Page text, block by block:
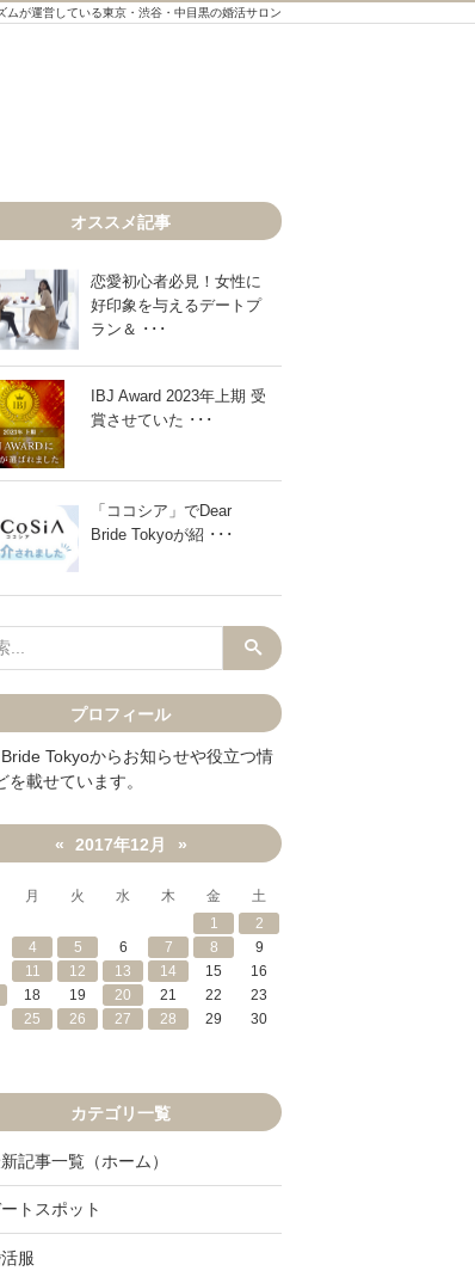
ムが運営している東京・渋谷・中目黒の婚活サロン
結婚相談所の婚活～基本編～⑥『交際』
オススメ記事
恋愛初心者必見！女性に
好印象を与えるデートプ
ラン＆ ･･･
IBJ Award 2023年上期 受
賞させていた ･･･
「ココシア」でDear
Bride Tokyoが紹 ･･･
プロフィール
Tokyoからお知らせや役立つ情
を載せています。
« 2017年12月 »
月 火 水 木 金
土
1
2
4 5 6 7 8
9
11 12 13 14 15
16
18 19 20 21 22
23
25 26 27 28 29
30
カテゴリ一覧
記事一覧（ホーム）
トスポット
服